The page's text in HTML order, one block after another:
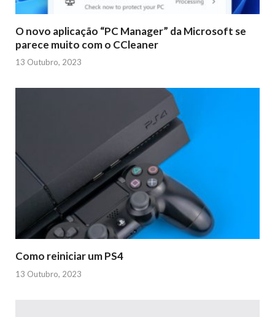
O novo aplicação “PC Manager” da Microsoft se
parece muito com o CCleaner
13 Outubro, 2023
Como reiniciar um PS4
13 Outubro, 2023